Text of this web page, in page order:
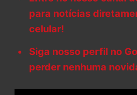
para notícias
celular!
Siga nosso perfil no
perder nenhuma